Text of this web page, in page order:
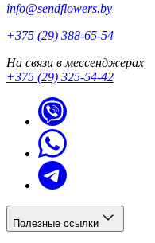
info@sendflowers.by
+375 (29) 388-65-54
На связи в мессенджерах
+375 (29) 325-54-42
Полезные ссылки